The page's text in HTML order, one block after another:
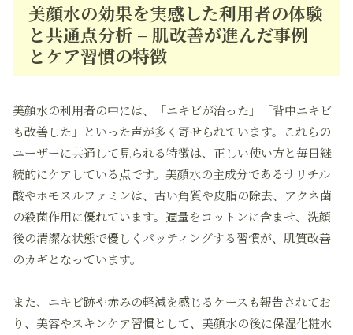
美顔水の効果を実感した利用者の体験
と共通点分析 – 肌改善が進んだ事例
とケア習慣の特徴
美顔水の利用者の中には、「ニキビが治った」「背中ニキビ
も改善した」といった声が多く寄せられています。これらの
ユーザーに共通して見られる特徴は、正しい使い方と毎日継
続的にケアしている点です。美顔水の主成分であるサリチル
酸やホモスルファミンは、古い角質や皮脂の除去、アクネ菌
の殺菌作用に優れています。適量をコットンに含ませ、洗顔
後の清潔な状態で優しくパッティングする習慣が、肌質改善
のカギとなっています。
また、ニキビ跡や赤みの軽減を感じるケースも報告されてお
り、美容やスキンケア習慣として、美顔水の後に保湿化粧水